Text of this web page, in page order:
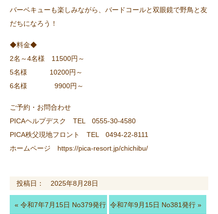
バーベキューも楽しみながら、バードコールと双眼鏡で野鳥と友
だちになろう！
◆料金◆
2名～4名様 11500円～
5名様 10200円～
6名様 9900円～
ご予約・お問合わせ
PICAヘルプデスク TEL 0555-30-4580
PICA秩父現地フロント TEL 0494-22-8111
ホームページ https://pica-resort.jp/chichibu/
投稿日： 2025年8月28日
« 令和7年7月15日 No379発行 令和7年9月15日 No381発行»